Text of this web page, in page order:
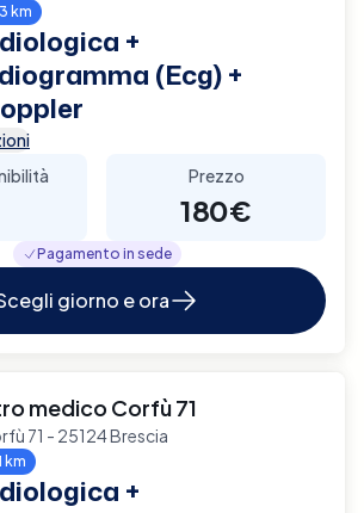
km
+
(Ecg) +
Prezzo
180€
Pagamento in sede
giorno e ora
medico Corfù 71
71 - 25124 Brescia
km
+